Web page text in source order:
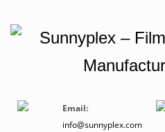
Email:
info@sunnyplex.com